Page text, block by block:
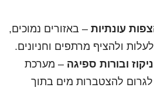
עונתיות – באזורים נמוכים,
ולהציף מרתפים וחניונים.
ובורות ספיגה – מערכת
לגרום להצטברות מים בתוך